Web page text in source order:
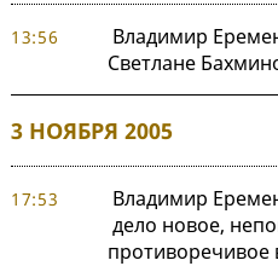
13:56
Владимир
Светлане
3 НОЯБРЯ 2005
17:53
Владимир
дело новое,
противоречивое